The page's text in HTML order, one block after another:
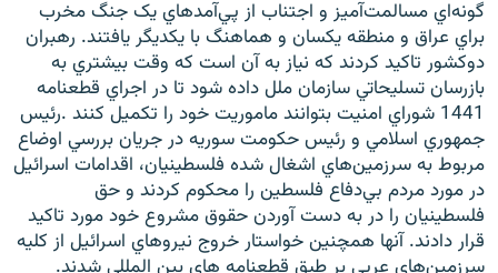
گونه‌اي مسالمت‌آميز و اجتناب از پي‌آمدهاي يک جنگ مخرب
براي عراق و منطقه يکسان و هماهنگ با يکديگر يافتند. رهبران
دوکشور تاکيد کردند که نياز به آن است که وقت بيشتري به
بازرسان تسليحاتي سازمان ملل داده شود تا در اجراي قطعنامه
1441 شوراي امنيت بتوانند ماموريت خود را تکميل کنند .رئيس
جمهوري اسلامي‌ و رئيس حکومت سوريه در جريان بررسي اوضاع
مربوط به سرزمين‌هاي اشغال شده فلسطينيان، اقدامات اسرائيل
در مورد مردم بي‌دفاع فلسطين را محکوم کردند و حق
فلسطينيان را در به دست آوردن حقوق مشروع خود مورد تاکيد
قرار دادند. آنها همچنين خواستار خروج نيروهاي اسرائيل از کليه